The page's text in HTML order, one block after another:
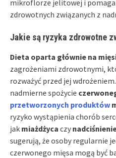
mikroflorze jelitowej i
zdrowotnych związanych z
Jakie są ryzyka zdrowotne
Dieta oparta głównie na
zagrożeniami zdrowotnymi,
rozważyć przed jej
nadmierne spożycie
przetworzonych produktów
ryzyko wystąpienia chorób
jak miażdżyca czy
sugerują, że osoby regularnie
czerwonego mięsa mogą być